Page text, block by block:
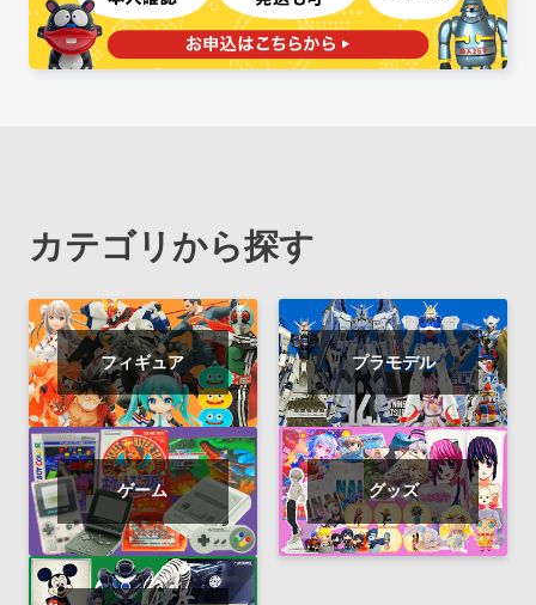
カテゴリから探す
フィギュア プラモデル
ゲーム グッズ